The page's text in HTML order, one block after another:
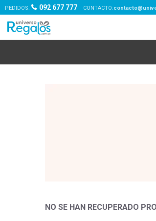
PEDIDOS: 092 677 777
NO SE HAN RECUPERADO